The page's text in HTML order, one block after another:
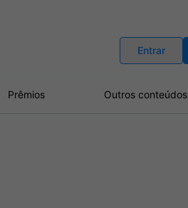
Entrar
Prêmios Outros conteúdos